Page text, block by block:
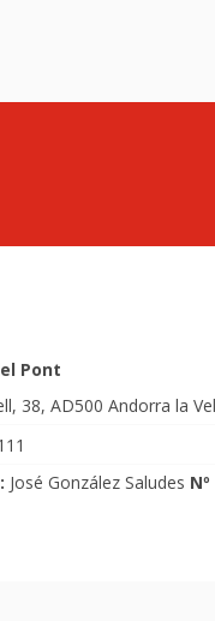
Pont
38, AD500 Andorra la
José González Saludes